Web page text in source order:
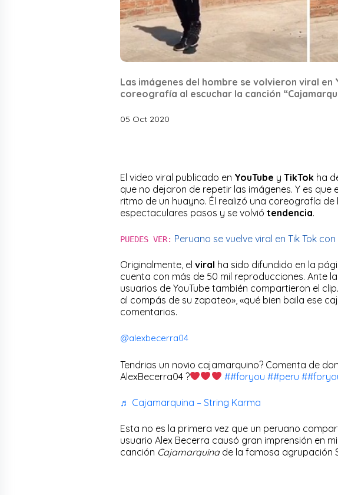
Las imágenes del hombre se volvieron viral en
coreografía al escuchar la canción
05 Oct 2020
El video viral publicado en YouTube y TikTok ha
que no dejaron de repetir las imágenes. Y es
ritmo de un huayno. Él realizó una coreografía de
espectaculares pasos y se volvió tendencia.
PUEDES VER: Peruano se vuelve viral en Tik Tok
Originalmente, el viral ha sido difundido en la
cuenta con más de 50 mil reproducciones. Ante
usuarios de YouTube también compartieron el
al compás de su zapateo», «qué bien baila ese
comentarios.
@alexbecerra04
Tendrias un novio cajamarquino? Comenta de
AlexBecerra04 ?
##foryou ##peru
♬ Cajamarquina – String Karma
Esta no es la primera vez que un peruano
usuario Alex Becerra causó gran imprensión en
canción Cajamarquinade la famosa agrupación